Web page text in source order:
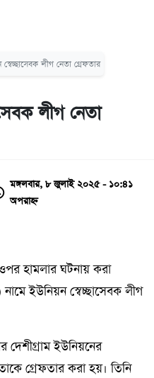
লীগ নেতা গ্রেফতার
লীগ নেতা
মঙ্গলবার, ৮ জুলাই ২০২৫ - ১০:৪১
অপরাহ্ন
হামলার ঘটনায় করা
ইউনিয়ন স্বেচ্ছাসেবক লীগ
ইউনিয়নের
গ্রেফতার করা হয়। তিনি